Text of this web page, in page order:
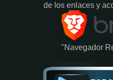
de los enlaces y
"Navegador